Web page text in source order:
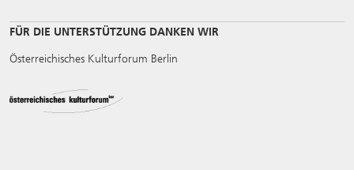
FÜR DIE UNTERSTÜTZUNG DANKEN WIR
Österreichisches Kulturforum Berlin